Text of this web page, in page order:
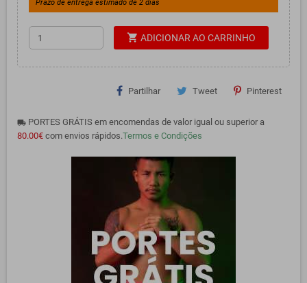
Prazo de entrega estimado de 2 dias
shopping_cart ADICIONAR AO CARRINHO
Partilhar Tweet Pinterest
local_shipping PORTES GRÁTIS em encomendas de valor igual ou superior a
80.00€ com envios rápidos.Termos e Condições